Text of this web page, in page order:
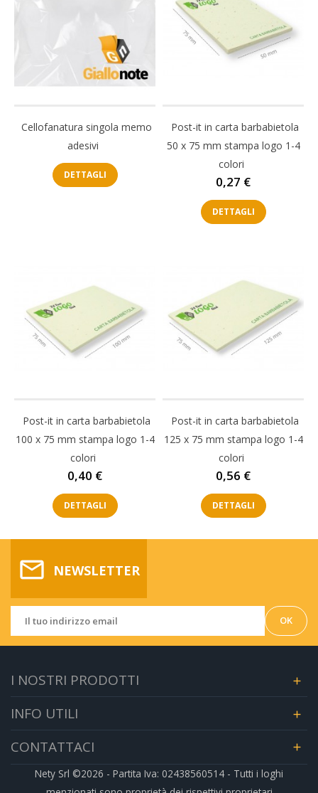
Cellofanatura singola memo
adesivi
DETTAGLI
Post-it in carta barbabietola
50 x 75 mm stampa logo 1-4
colori
Prezzo
0,27 €
DETTAGLI
Post-it in carta barbabietola
100 x 75 mm stampa logo 1-4
colori
Prezzo
0,40 €
DETTAGLI
Post-it in carta barbabietola
125 x 75 mm stampa logo 1-4
colori
Prezzo
0,56 €
DETTAGLI
mail_outline NEWSLETTER
I NOSTRI PRODOTTI 
INFO UTILI 
CONTATTACI 
Nety Srl ©2026 - Partita Iva: 02438560514 - Tutti i loghi